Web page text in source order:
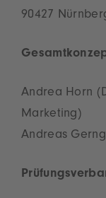
90427
Andrea Horn
Marketing)
Andreas